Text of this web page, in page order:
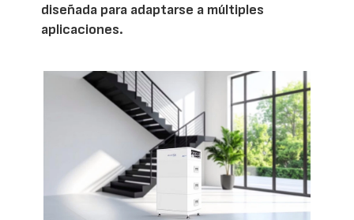
diseñada para adaptarse a múltiples
aplicaciones.